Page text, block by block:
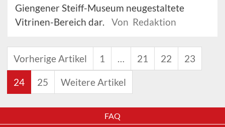
Giengener Steiff-Museum neugestaltete
Vitrinen-Bereich dar.
Von Redaktion
Vorherige Artikel 1 … 21 22 23
24 25 Weitere Artikel
FAQ